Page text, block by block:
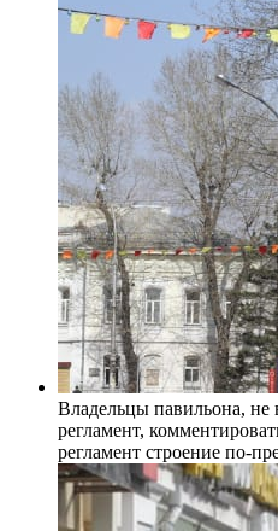
Владельцы павильона,
регламент,
регламент строение по-